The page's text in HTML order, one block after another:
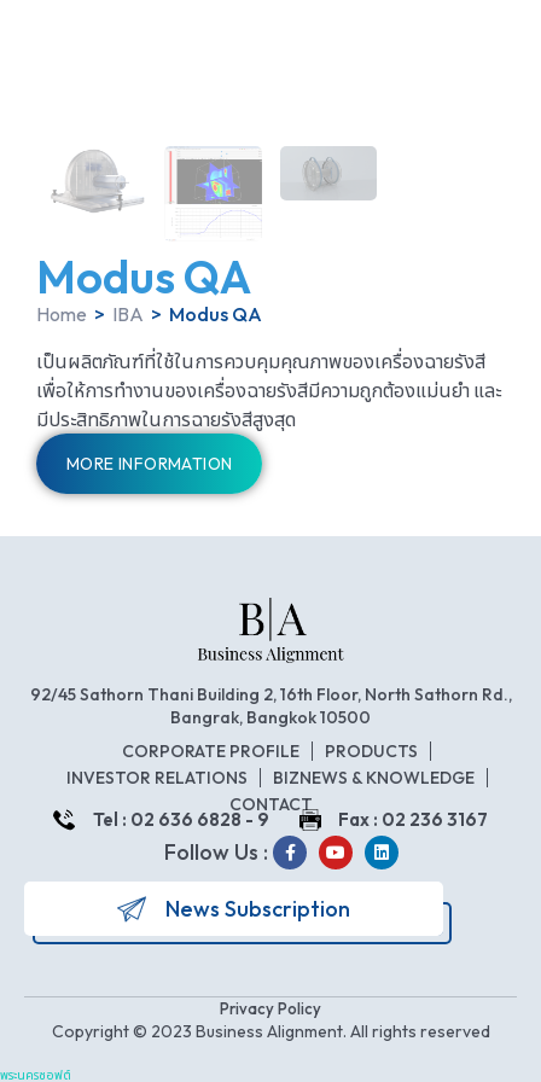
Modus QA
Home > IBA > Modus QA
เป็นผลิตภัณฑ์ที่ใช้ในการควบคุมคุณภาพของเครื่องฉายรังสี
เพื่อให้การทำงานของเครื่องฉายรังสีมีความถูกต้องแม่นยำ และ
มีประสิทธิภาพในการฉายรังสีสูงสุด
MORE INFORMATION
92/45 Sathorn Thani Building 2, 16th Floor, North Sathorn Rd.,
Bangrak, Bangkok 10500
CORPORATE PROFILE
PRODUCTS
INVESTOR RELATIONS
BIZNEWS & KNOWLEDGE
CONTACT
Tel : 02 636 6828 - 9 Fax : 02 236 3167
Follow Us :
News Subscription
Privacy Policy
Copyright © 2023 Business Alignment. All rights reserved
พระนครซอฟต์